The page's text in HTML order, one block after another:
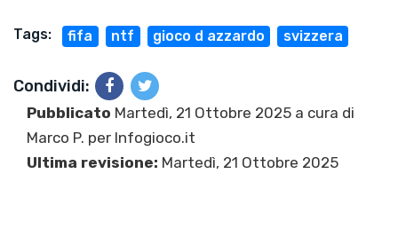
Tags: fifa ntf gioco d azzardo svizzera
Condividi:
Pubblicato Martedì, 21 Ottobre 2025 a cura di
Marco P. per Infogioco.it
Ultima revisione: Martedì, 21 Ottobre 2025